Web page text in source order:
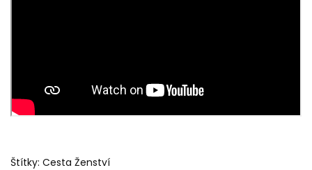
Štítky: Cesta Ženství